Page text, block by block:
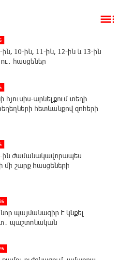
10-ին, 11-ին, 12-ին և 13-ին
հասցեներ
հյուսիս-արևելքում տեղի
հետևանքով զոհերի
ին ժամանակավորապես
մի շարք հասցեների
պայմանագիր է կնքել
պաշտոնական